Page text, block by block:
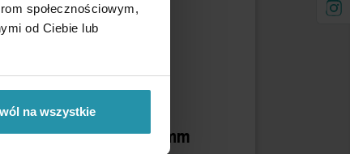
społecznościowym,
od Ciebie lub
na wszystkie